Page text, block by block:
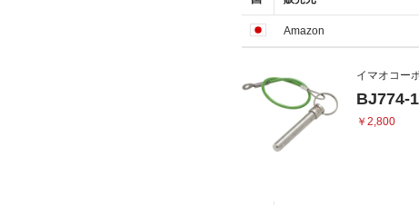
Amazon
イマオコー
BJ774-
￥2,800